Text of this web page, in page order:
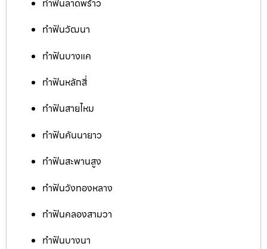
ทำฟันลาดพร้าว
ทำฟันวัฒนา
ทำฟันบางแค
ทำฟันหลักสี่
ทำฟันสายไหม
ทำฟันคันนายาว
ทำฟันสะพานสูง
ทำฟันวังทองหลาง
ทำฟันคลองสามวา
ทำฟันบางนา